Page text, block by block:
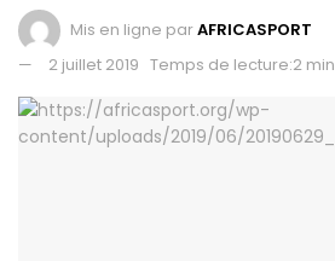
Mis en ligne parAFRICASPORT
2 juillet 2019 Temps de lecture:2